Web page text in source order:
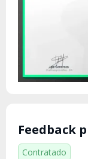
Feedback
Contratado